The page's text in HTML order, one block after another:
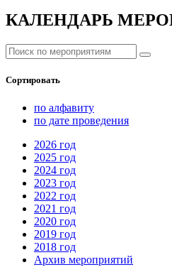
КАЛЕНДАРЬ
Сортировать
по алфавиту
по дате проведения
2026 год
2025 год
2024 год
2023 год
2022 год
2021 год
2020 год
2019 год
2018 год
Архив мероприятий